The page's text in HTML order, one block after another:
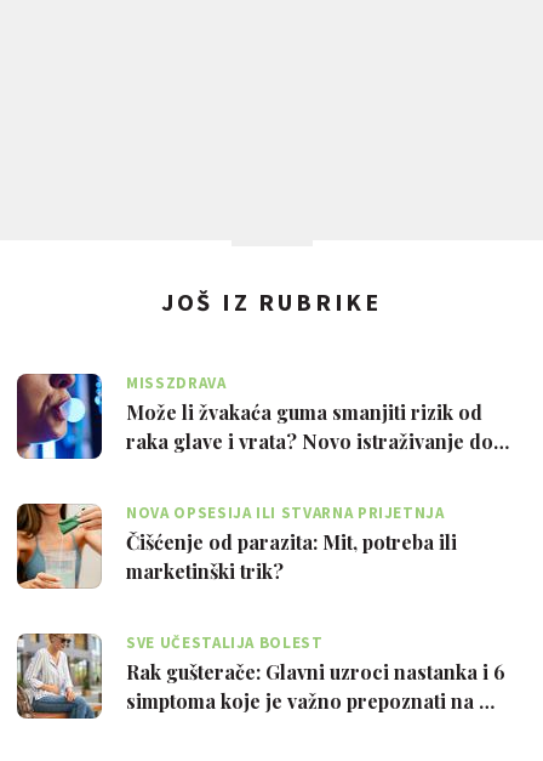
JOŠ IZ RUBRIKE
MISSZDRAVA
Može li žvakaća guma smanjiti rizik od
raka glave i vrata? Novo istraživanje do…
NOVA OPSESIJA ILI STVARNA PRIJETNJA
Čišćenje od parazita: Mit, potreba ili
marketinški trik?
SVE UČESTALIJA BOLEST
Rak gušterače: Glavni uzroci nastanka i 6
simptoma koje je važno prepoznati na …